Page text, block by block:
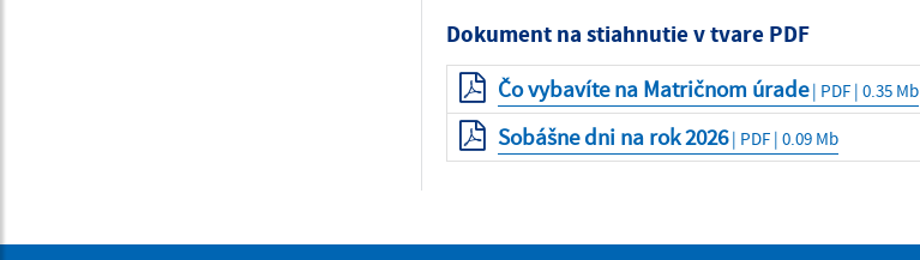
Dokument na stiahnutie v tvare PDF
Čo vybavíte na Matričnom úrade| PDF | 0.35 Mb
Sobášne dni na rok 2026| PDF | 0.09 Mb